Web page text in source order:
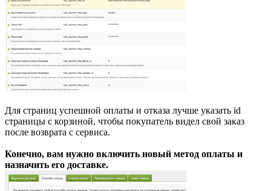
Для страниц успешной оплаты и отказа лучше указать id
страницы с корзиной, чтобы покупатель видел свой заказ
после возврата с сервиса.
Конечно, вам нужно включить новый метод оплаты и
назначить его доставке.